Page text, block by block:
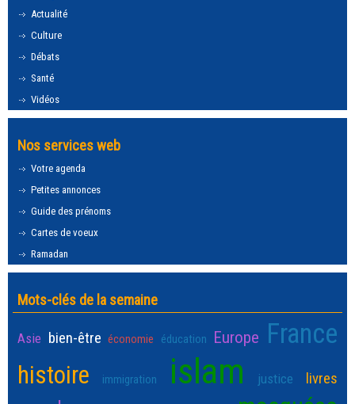
Actualité
Culture
Débats
Santé
Vidéos
Nos services web
Votre agenda
Petites annonces
Guide des prénoms
Cartes de voeux
Ramadan
Mots-clés de la semaine
Asie bien-être économie éducation Europe France
histoire immigration islam justice livres